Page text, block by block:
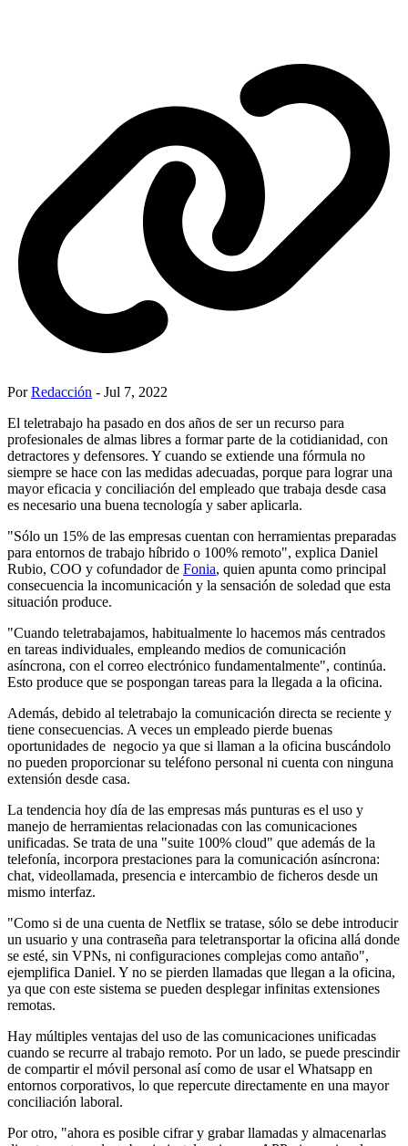
PorRedacción - Jul 7, 2022
El teletrabajo ha pasado en dos años de ser un recurso para
profesionales de almas libres a formar parte de la cotidianidad, con
detractores y defensores. Y cuando se extiende una fórmula no
siempre se hace con las medidas adecuadas, porque para lograr una
mayor eficacia y conciliación del empleado que trabaja desde casa
es necesario una buena tecnología y saber aplicarla.
"Sólo un 15% de las empresas cuentan con herramientas preparadas
para entornos de trabajo híbrido o 100% remoto", explica Daniel
Rubio, COO y cofundador de Fonia, quien apunta como principal
consecuencia la incomunicación y la sensación de soledad que esta
situación produce.
"Cuando teletrabajamos, habitualmente lo hacemos más centrados
en tareas individuales, empleando medios de comunicación
asíncrona, con el correo electrónico fundamentalmente", continúa.
Esto produce que se pospongan tareas para la llegada a la oficina.
Además, debido al teletrabajo la comunicación directa se reciente y
tiene consecuencias. A veces un empleado pierde buenas
oportunidades de negocio ya que si llaman a la oficina buscándolo
no pueden proporcionar su teléfono personal ni cuenta con ninguna
extensión desde casa.
La tendencia hoy día de las empresas más punturas es el uso y
manejo de herramientas relacionadas con las comunicaciones
unificadas. Se trata de una "suite 100% cloud" que además de la
telefonía, incorpora prestaciones para la comunicación asíncrona:
chat, videollamada, presencia e intercambio de ficheros desde un
mismo interfaz.
"Como si de una cuenta de Netflix se tratase, sólo se debe introducir
un usuario y una contraseña para teletransportar la oficina allá donde
se esté, sin VPNs, ni configuraciones complejas como antaño",
ejemplifica Daniel. Y no se pierden llamadas que llegan a la oficina,
ya que con este sistema se pueden desplegar infinitas extensiones
remotas.
Hay múltiples ventajas del uso de las comunicaciones unificadas
cuando se recurre al trabajo remoto. Por un lado, se puede prescindir
de compartir el móvil personal así como de usar el Whatsapp en
entornos corporativos, lo que repercute directamente en una mayor
conciliación laboral.
Por otro, "ahora es posible cifrar y grabar llamadas y almacenarlas